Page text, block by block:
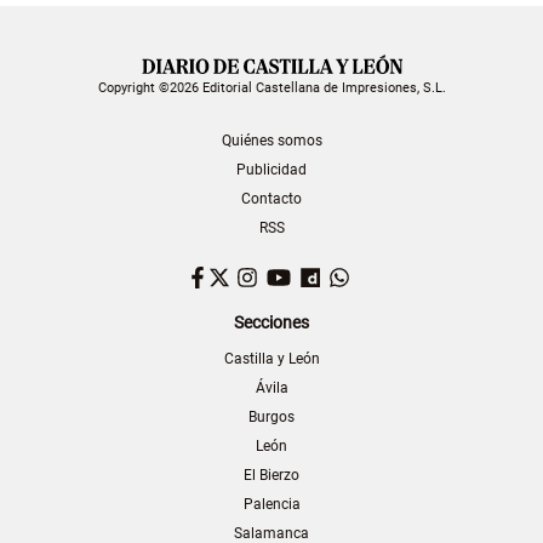
Copyright ©2026 Editorial Castellana de Impresiones, S.L.
Quiénes somos
Publicidad
Contacto
RSS
Facebook
TwitterInstagram
YouTubeDailymotion
Secciones
Castilla y León
Ávila
Burgos
León
El Bierzo
Palencia
Salamanca